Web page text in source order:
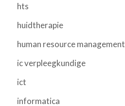
hts
huidtherapie
human resource management
ic verpleegkundige
ict
informatica